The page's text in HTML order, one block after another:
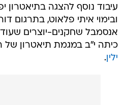
ובימוי איתי פלאוט, בתרגום
אנסמבל שחקנים-יוצרים
כיתה י"ב במגמת תיאטרון של
ילין.